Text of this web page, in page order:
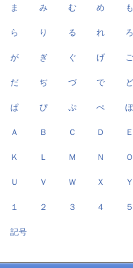
ま み む め も
ら り る れ ろ
が ぎ ぐ げ ご
だ ぢ づ で ど
ぱ ぴ ぷ ぺ
Ａ Ｂ Ｃ Ｄ Ｅ
Ｋ Ｌ Ｍ Ｎ Ｏ
Ｕ Ｖ Ｗ Ｘ Ｙ
１ ２ ３ ４ ５
記号